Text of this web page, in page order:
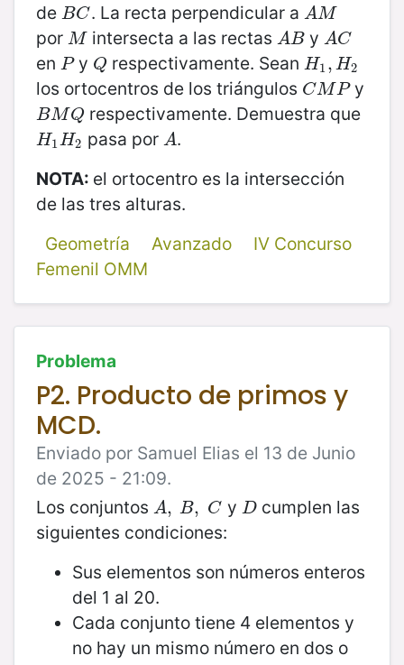
de BC
BC . La recta perpendicular a A M
AM
por M
M intersecta a las rectas A B
AB y AC
AC
en P
Py Q
Q respectivamente. Sean H1, H2
H1, H2
los ortocentros de los triángulos CM P
CMP y
BMQ
BMQ respectivamente. Demuestra que
H1 H2
H1H2 pasa por A
A.
NOTA: el ortocentro es la intersección
de las tres alturas.
Geometría
Avanzado
IV Concurso
Femenil OMM
Problema
P2. Producto de primos y
MCD.
Enviado por Samuel Elias el 13 de Junio
de 2025 - 21:09.
Los conjuntos A, B, C
A, B, C y D
Dcumplen las
siguientes condiciones:
Sus elementos son números enteros
del 1 al 20.
Cada conjunto tiene 4 elementos y
no hay un mismo número en dos o